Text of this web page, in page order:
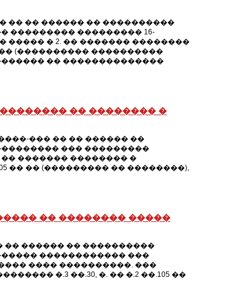
�� �� ������ �� ����������
��������� ��������� 16-
� 2. �� ������� ��������
(���������� ����������
�� ��������������
�� �������� �
��� �� �� ������ ��
��� ���������
������� �������� �
�� �� (��������� �� ��������),
�� �������� �����
������ �� ����������
������������ ���
���� ����������. ���
�.3 ��.30, �. �� �.2 ��.105 ��